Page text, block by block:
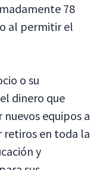
78
al permitir el
o su
dinero que
equipos a
retiros en toda la
y